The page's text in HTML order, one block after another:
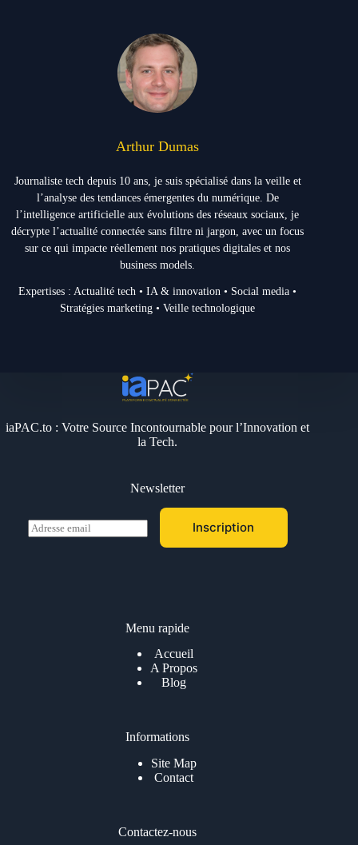
Arthur Dumas
Journaliste tech depuis 10 ans, je suis spécialisé dans la veille et
l’analyse des tendances émergentes du numérique. De
l’intelligence artificielle aux évolutions des réseaux sociaux, je
décrypte l’actualité connectée sans filtre ni jargon, avec un focus
sur ce qui impacte réellement nos pratiques digitales et nos
business models.
Expertises : Actualité tech • IA & innovation • Social media •
Stratégies marketing • Veille technologique
iaPAC.to : Votre Source Incontournable pour l’Innovation et
la Tech.
Newsletter
E
m
Inscription
Menu rapide
Accueil
A Propos
Blog
Informations
Site Map
Contact
Contactez-nous